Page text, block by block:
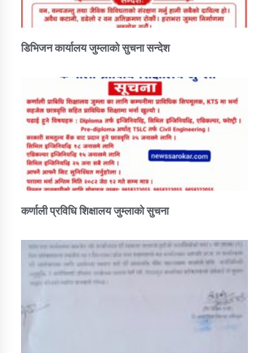
तातोपानी गाउँपालिकाको न्यायिक समिति सम्बन्धी सन्देश
सम्बन्धी सूचना सन्देश
तातोपानी गाउँपालिका जुम्लाको महिनावारी सम्बन्धिकाे
सन्देश
तातोपानी गाउँपालिका जुम्लाको बालविवाह सन्देश
तातोपानी गाउँपालिका जुम्लाको सूचना
तातोपानी गाउँपालिका जुम्लाको सूचना
डिभिजन कार्यालय जुम्लाको सुचना सन्देश
कर्णाली प्रविधि शिक्षालय जुम्लाको सुचना